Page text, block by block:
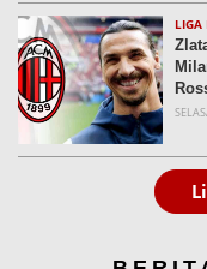
LIGA